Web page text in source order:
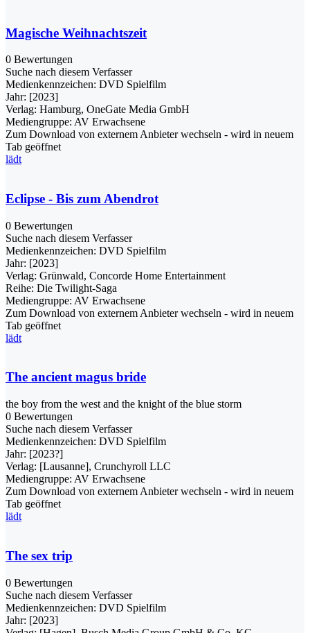
Magische Weihnachtszeit
0 Bewertungen
Suche nach diesem Verfasser
Medienkennzeichen: DVD Spielfilm
Jahr: [2023]
Verlag: Hamburg, OneGate Media GmbH
Mediengruppe: AV Erwachsene
Zum Download von externem Anbieter wechseln - wird in neuem
Tab geöffnet
lädt
Eclipse - Bis zum Abendrot
0 Bewertungen
Suche nach diesem Verfasser
Medienkennzeichen: DVD Spielfilm
Jahr: [2023]
Verlag: Grünwald, Concorde Home Entertainment
Reihe: Die Twilight-Saga
Mediengruppe: AV Erwachsene
Zum Download von externem Anbieter wechseln - wird in neuem
Tab geöffnet
lädt
The ancient magus bride
the boy from the west and the knight of the blue storm
0 Bewertungen
Suche nach diesem Verfasser
Medienkennzeichen: DVD Spielfilm
Jahr: [2023?]
Verlag: [Lausanne], Crunchyroll LLC
Mediengruppe: AV Erwachsene
Zum Download von externem Anbieter wechseln - wird in neuem
Tab geöffnet
lädt
The sex trip
0 Bewertungen
Suche nach diesem Verfasser
Medienkennzeichen: DVD Spielfilm
Jahr: [2023]